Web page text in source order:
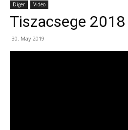
Diğer Video
Tiszacsege 2018
30. May 2019